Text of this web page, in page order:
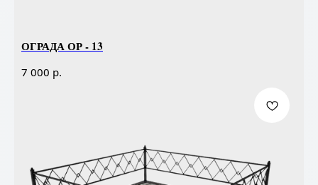
ОГРАДА ОР - 13
7 000 р.